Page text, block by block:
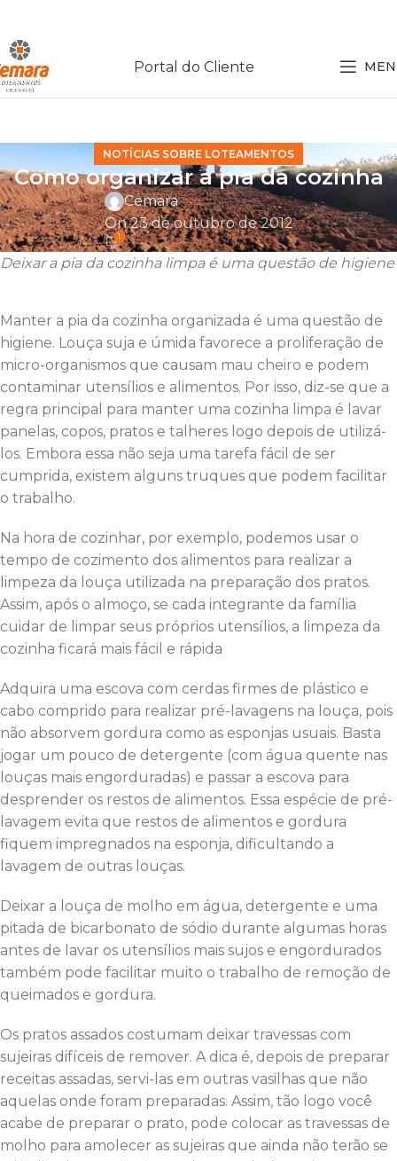
Portal do Cliente
NOTÍCIAS SOBRE LOTEAMENTOS
Como organizar a pia da cozinha
Cemara
On 23 de outubro de 2012
1
Deixar a pia da cozinha limpa é uma questão de higiene
Manter a pia da cozinha organizada é uma questão de
higiene. Louça suja e úmida favorece a proliferação de
micro-organismos que causam mau cheiro e podem
contaminar utensílios e alimentos. Por isso, diz-se que a
regra principal para manter uma cozinha limpa é lavar
panelas, copos, pratos e talheres logo depois de utilizá-
los. Embora essa não seja uma tarefa fácil de ser
cumprida, existem alguns truques que podem facilitar
o trabalho.
Na hora de cozinhar, por exemplo, podemos usar o
tempo de cozimento dos alimentos para realizar a
limpeza da louça utilizada na preparação dos pratos.
Assim, após o almoço, se cada integrante da família
cuidar de limpar seus próprios utensílios, a limpeza da
cozinha ficará mais fácil e rápida
Adquira uma escova com cerdas firmes de plástico e
cabo comprido para realizar pré-lavagens na louça, pois
não absorvem gordura como as esponjas usuais. Basta
jogar um pouco de detergente (com água quente nas
louças mais engorduradas) e passar a escova para
desprender os restos de alimentos. Essa espécie de pré-
lavagem evita que restos de alimentos e gordura
fiquem impregnados na esponja, dificultando a
lavagem de outras louças.
Deixar a louça de molho em água, detergente e uma
pitada de bicarbonato de sódio durante algumas horas
antes de lavar os utensílios mais sujos e engordurados
também pode facilitar muito o trabalho de remoção de
queimados e gordura.
Os pratos assados costumam deixar travessas com
sujeiras difíceis de remover. A dica é, depois de preparar
receitas assadas, servi-las em outras vasilhas que não
aquelas onde foram preparadas. Assim, tão logo você
acabe de preparar o prato, pode colocar as travessas de
molho para amolecer as sujeiras que ainda não terão se